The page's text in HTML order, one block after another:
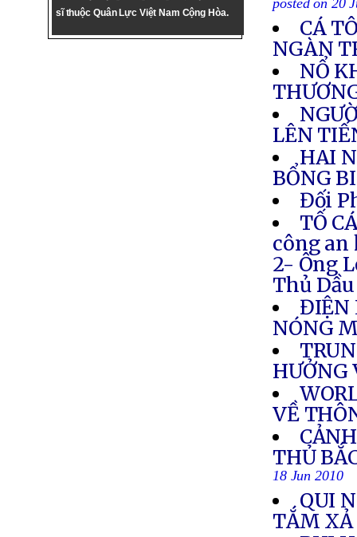
sĩ thuộc Quân Lực Việt Nam Cộng Hòa.
posted on 20
CÁ
NGÀN
NỔ
LÊN
HAI
BỔNG
Đối
TỐ
công an
2- Ông
Thủ
ĐIỆN
NÓNG
HƯỞNG
VỀ
THỦ
18 Jun 2010
QUI
TẮM